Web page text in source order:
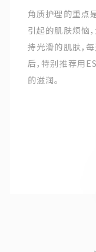
角质护理的重点
引起的肌肤烦恼
持光滑的肌肤，
后，特别推荐用
的滋润。